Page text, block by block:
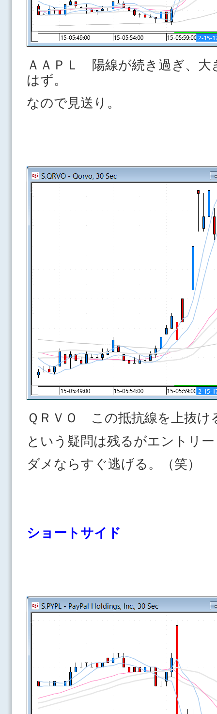
ＡＡＰＬ 陽線が続き過ぎ、大
はず。
なので見送り。
ＱＲＶＯ この抵抗線を上抜け
という疑問は残るがエントリ
ダメならすぐ逃げる。（笑）
ショートサイド